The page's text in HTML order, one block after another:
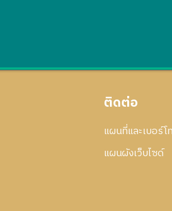
ติดต่อ
แผนที่และเบอร์โ
แผนผังเว็บไซด์